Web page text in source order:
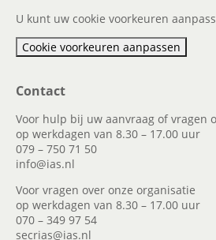
U kunt uw cookie voorkeuren
Cookie voorkeuren aanpassen
Contact
Voor hulp bij uw aanvraag of vragen
op werkdagen van 8.30 – 17.00 uur
079 – 750 71 50
info@ias.nl
Voor vragen over onze organisatie
op werkdagen van 8.30 – 17.00 uur
070 – 349 97 54
secrias@ias.nl